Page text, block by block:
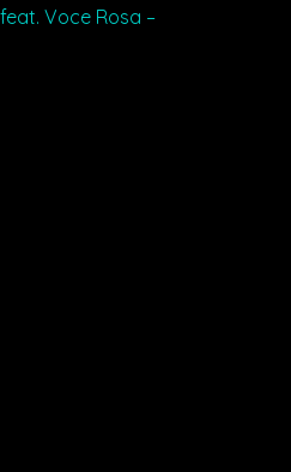
Voce Rosa –